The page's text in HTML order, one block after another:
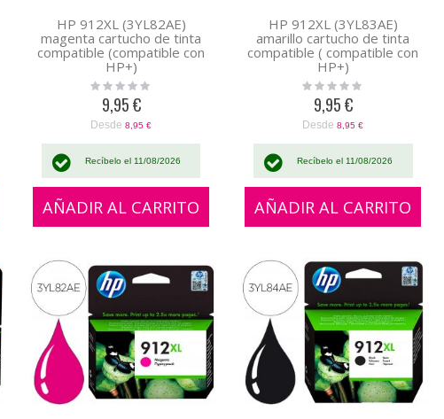
HP 912XL (3YL82AE)
magenta cartucho de tinta
compatible (compatible con
HP+)
Rating:
9,95 €
Desde 8,95 €
Recíbelo el 11/08/2026
AÑADIR AL CARRITO
HP 912XL (3YL83AE)
amarillo cartucho de tinta
compatible ( compatible con
HP+)
Rating:
9,95 €
Desde 8,95 €
Recíbelo el 11/08/2026
AÑADIR AL CARRITO